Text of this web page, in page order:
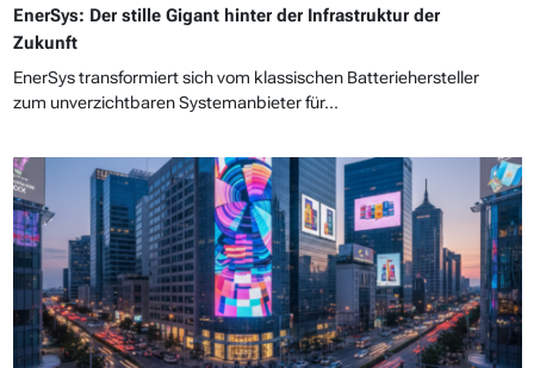
EnerSys: Der stille Gigant hinter der Infrastruktur der
Zukunft
EnerSys transformiert sich vom klassischen Batteriehersteller
zum unverzichtbaren Systemanbieter für...